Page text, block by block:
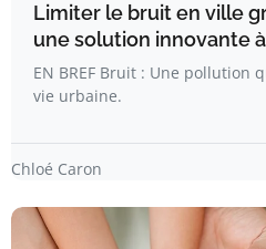
Limiter le bruit en ville
une solution innovante
EN BREF Bruit : Une pollution
vie urbaine.
Chloé Caron